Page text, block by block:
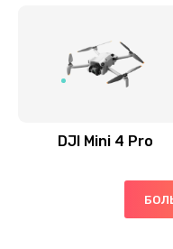
DJI Mini 4 Pro